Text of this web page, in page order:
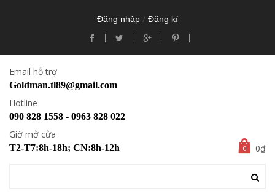
Đăng nhập / Đăng kí
Email hỗ trợ
Goldman.tl89@gmail.com
Hotline
090 828 1558 - 0963 828 022
Giờ mở cửa
T2-T7:8h-18h; CN:8h-12h 0 0₫